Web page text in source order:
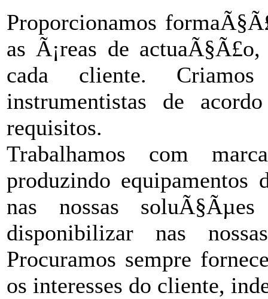
Proporcionamos
as Ã¡reas de
cada cliente. Criamos
instrumentistas de
requisitos.
Trabalhamos com
produzindo equipamentos
nas nossas
disponibilizar nas
Procuramos sempre
os interesses do cliente,